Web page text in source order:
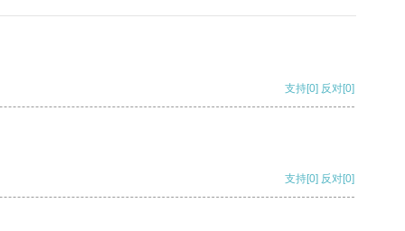
支持[0] 反对[0]
支持[0] 反对[0]